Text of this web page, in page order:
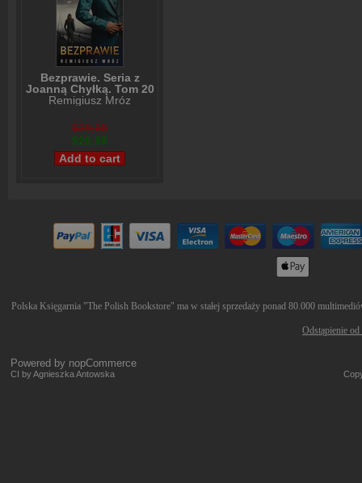
Bezprawie. Seria z
Joanną Chyłką. Tom 20
Remigiusz Mróz
$28,98
$26,98
Polska Księgarnia "The Polish Bookstore" ma w stałej sprzedaży ponad 80.000
Odstąpienie
Powered by nopCommerce
CI by Agnieszka Antowska